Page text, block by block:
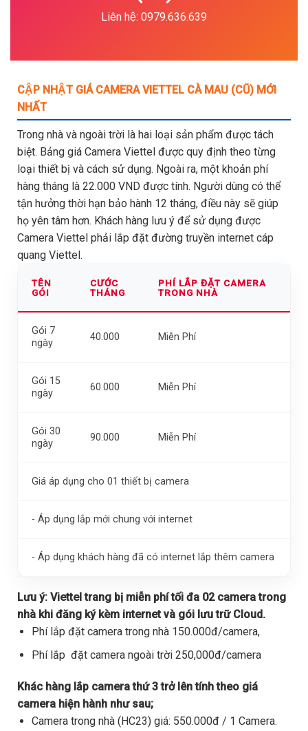
Liên hệ: 0979.636.639
CẬP NHẬT GIÁ CAMERA VIETTEL CÀ MAU (CŨ) MỚI
NHẤT
Trong nhà và ngoài trời là hai loại sản phẩm được tách
biệt. Bảng giá Camera Viettel được quy định theo từng
loại thiết bị và cách sử dụng. Ngoài ra, một khoản phí
hàng tháng là 22.000 VND được tính. Người dùng có thể
tận hưởng thời hạn bảo hành 12 tháng, điều này sẽ giúp
họ yên tâm hơn. Khách hàng lưu ý để sử dụng được
Camera Viettel phải lắp đặt đường truyền internet cáp
quang Viettel.
TÊN
GÓI
CƯỚC
THÁNG
PHÍ LẮP ĐẶT CAMERA
TRONG NHÀ
Gói 7
ngày
40.000 Miễn Phí
Gói 15
ngày
60.000 Miễn Phí
Gói 30
ngày
90.000 Miễn Phí
Giá áp dụng cho 01 thiết bị camera
- Áp dụng lắp mới chung với internet
- Áp dụng khách hàng đã có internet lắp thêm camera
Lưu ý: Viettel trang bị miễn phí tối đa 02 camera trong
nhà khi đăng ký kèm internet và gói lưu trữ Cloud.
Phí lắp đặt camera trong nhà 150.000đ/camera,
Phí lắp đặt camera ngoài trời 250,000đ/camera
Khác hàng lắp camera thứ 3 trở lên tính theo giá
camera hiện hành như sau;
Camera trong nhà (HC23) giá: 550.000đ / 1 Camera.